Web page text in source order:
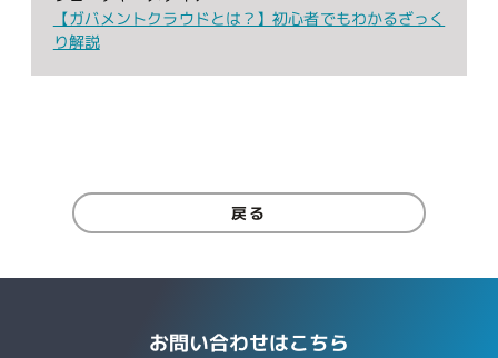
【ガバメントクラウドとは？】初心者でもわかるざっく
り解説
戻る
お問い合わせはこちら